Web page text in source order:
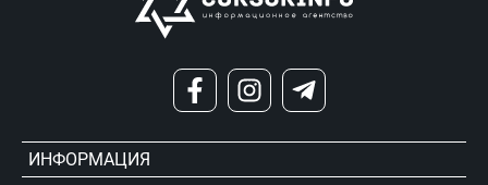
ИНФОРМАЦИЯ